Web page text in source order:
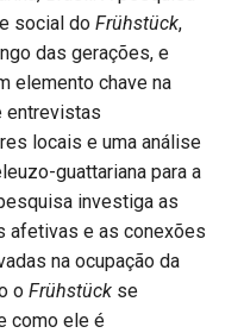
e social doFrühstück,
das gerações, e
elemento chave na
entrevistas
locais e uma análise
guattariana para a
investiga as
afetivas e as conexões
na ocupação da
oFrühstück se
como ele é